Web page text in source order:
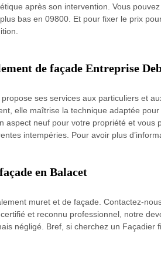
après son intervention. Vous
bas en 09800. Et pour fixer le prix
de façade Entreprise
ses services aux particuliers et
elle maîtrise la technique adaptée
neuf pour votre propriété et vous
intempéries. Pour avoir plus
en Balacet
muret et de façade. Contactez-
et reconnu professionnel, notre
négligé. Bref, si cherchez un